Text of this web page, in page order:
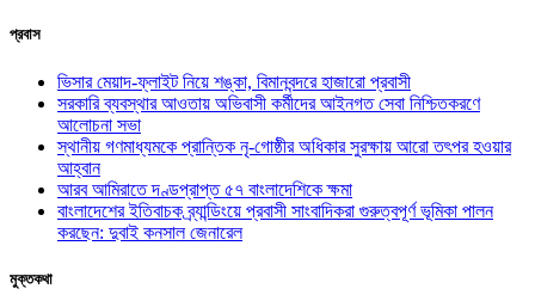
প্রবাস
ভিসার মেয়াদ-ফ্লাইট নিয়ে শঙ্কা, বিমানবন্দরে হাজারো প্রবাসী
সরকারি ব্যবস্থার আওতায় অভিবাসী কর্মীদের আইনগত সেবা নিশ্চিতকরণে
আলোচনা সভা
স্থানীয় গণমাধ্যমকে প্রান্তিক নৃ-গোষ্ঠীর অধিকার সুরক্ষায় আরো তৎপর হওয়ার
আহ্বান
আরব আমিরাতে দণ্ডপ্রাপ্ত ৫৭ বাংলাদেশিকে ক্ষমা
বাংলাদেশের ইতিবাচক ব্র্যান্ডিংয়ে প্রবাসী সাংবাদিকরা গুরুত্বপূর্ণ ভূমিকা পালন
করছেন: দুবাই কনসাল জেনারেল
মুক্তকথা